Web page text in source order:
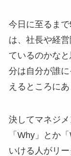
今日に至るま
は、社長や経
ているのかな
分は自分が誰
えるところにあ
決してマネジメ
「Why」とか
いける人がリ